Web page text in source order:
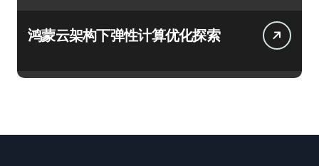
鸿蒙云架构下弹性计算优化探索